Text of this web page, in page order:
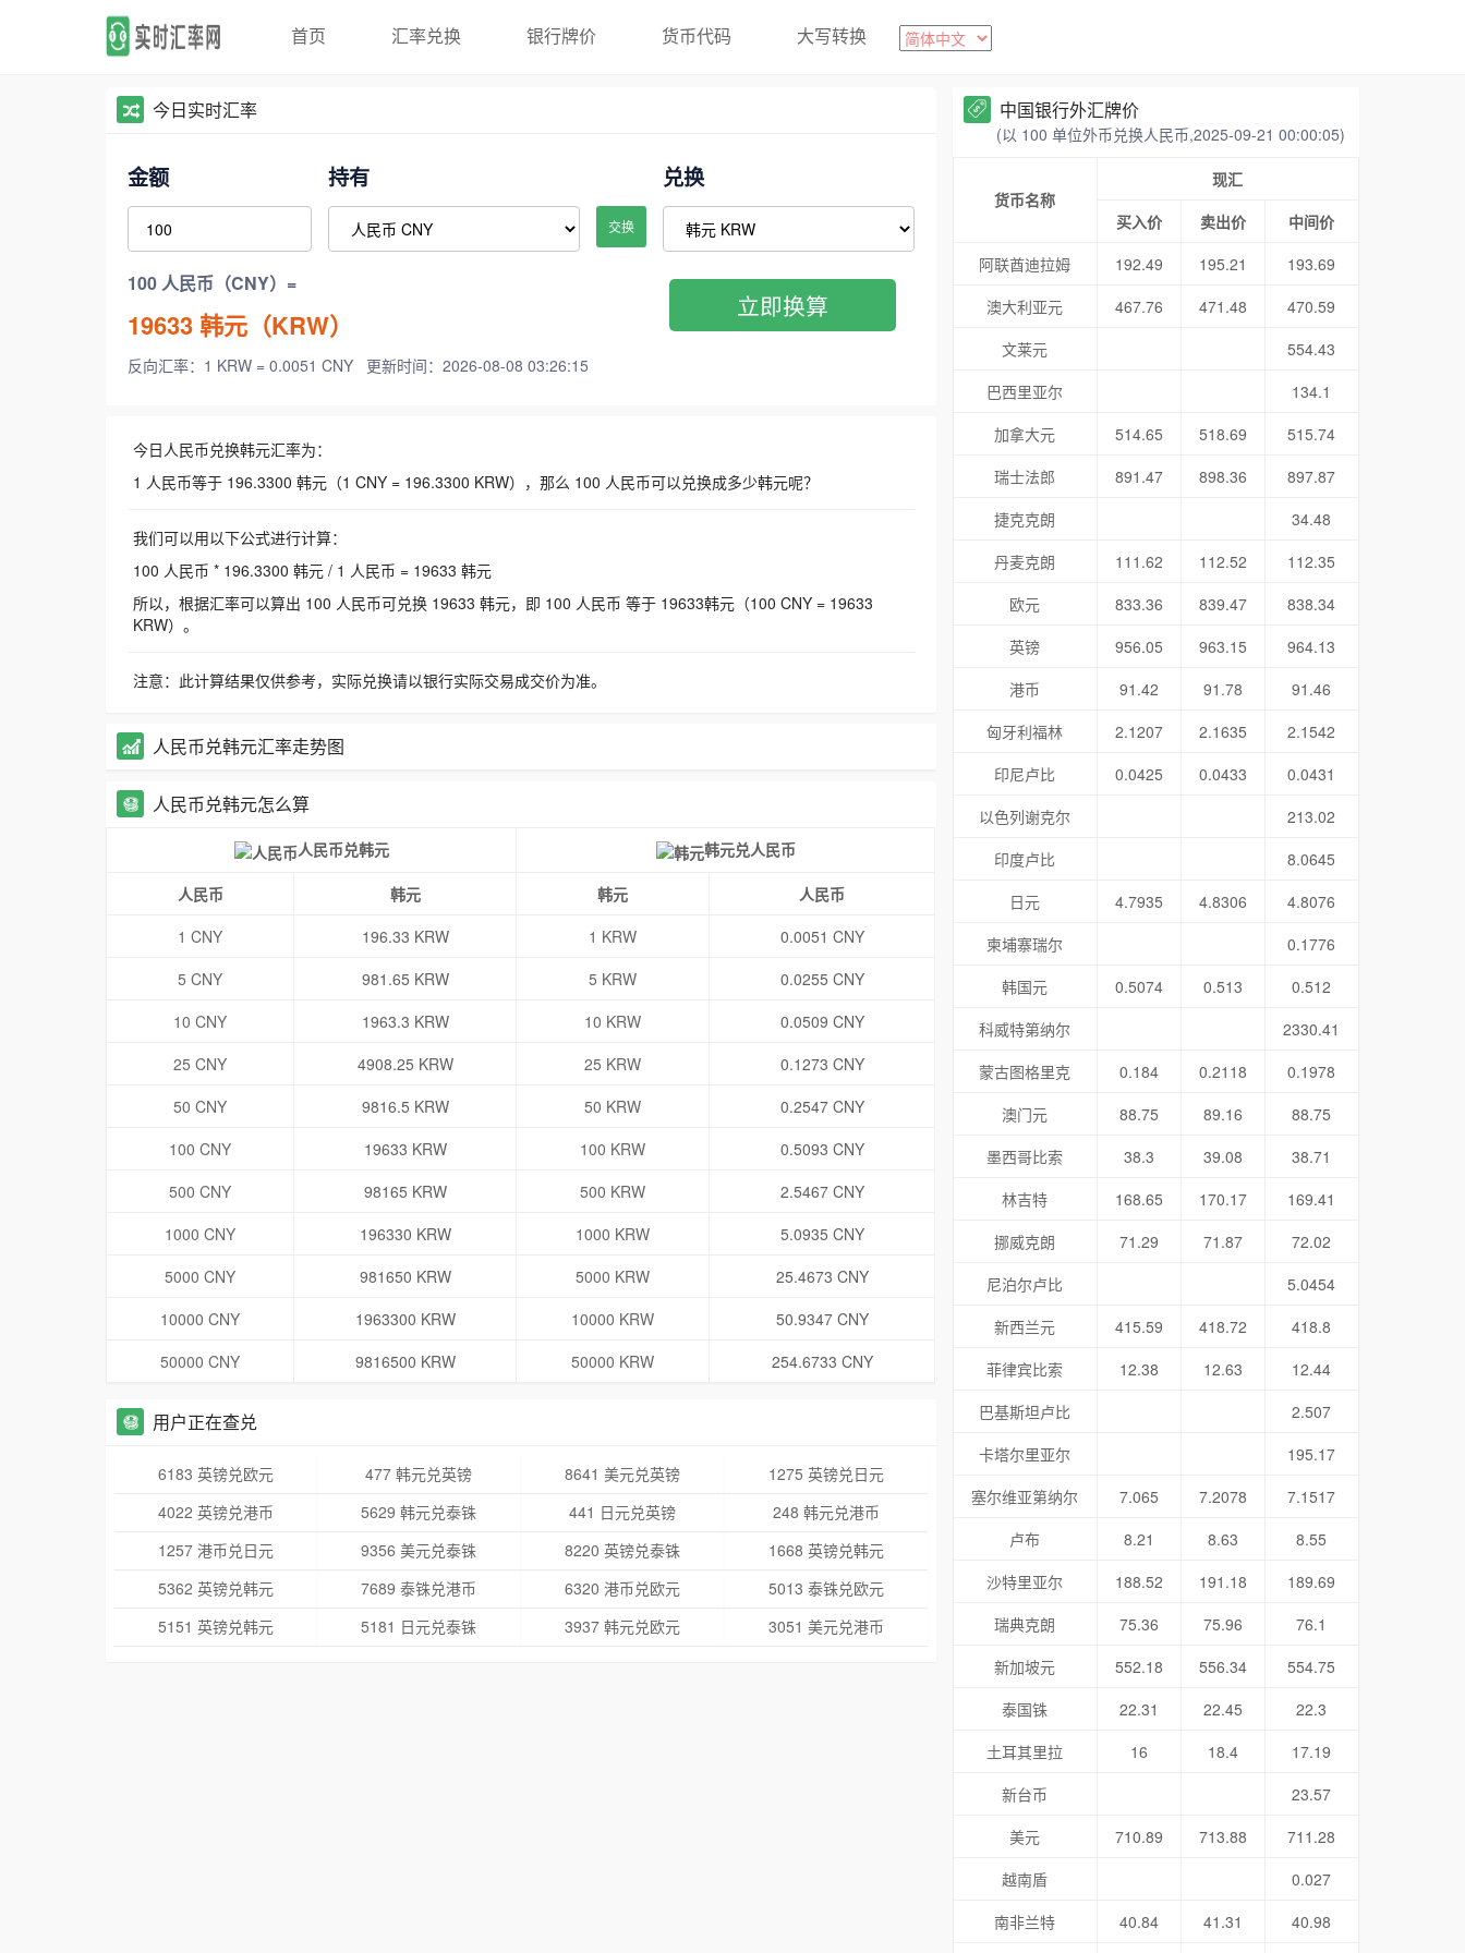
首页 汇率兑换 银行牌价 货币代码 大写转换
今日实时汇率
金额 持有
交换
兑换
100 人民币（CNY）=
19633韩元（KRW）
反向汇率：1 KRW = 0.0051 CNY 更新时间：2026-08-08 03:26:15
立即换算
今日人民币兑换韩元汇率为：
1 人民币等于 196.3300 韩元（1 CNY = 196.3300 KRW），那么 100 人民币可以兑换成多少韩元呢？
我们可以用以下公式进行计算：
100 人民币 * 196.3300 韩元 / 1 人民币 = 19633 韩元
所以，根据汇率可以算出 100 人民币可兑换 19633 韩元，即 100 人民币 等于 19633韩元（100 CNY = 19633
KRW）。
注意：此计算结果仅供参考，实际兑换请以银行实际交易成交价为准。
人民币兑韩元汇率走势图
人民币兑韩元怎么算
人民币兑韩元 韩元兑人民币
人民币 韩元 韩元
人民币
1 CNY
196.33 KRW 1 KRW
0.0051 CNY
5 CNY
981.65 KRW 5 KRW
0.0255 CNY
10 CNY
1963.3 KRW 10 KRW
0.0509 CNY
25 CNY
4908.25 KRW 25 KRW
0.1273 CNY
50 CNY
9816.5 KRW 50 KRW
0.2547 CNY
100 CNY
19633 KRW 100 KRW
0.5093 CNY
500 CNY
98165 KRW 500 KRW
2.5467 CNY
1000 CNY
196330 KRW 1000 KRW
5.0935 CNY
5000 CNY
981650 KRW 5000 KRW
25.4673 CNY
10000 CNY
1963300 KRW 10000 KRW
50.9347 CNY
50000 CNY
9816500 KRW 50000 KRW 254.6733 CNY
用户正在查兑
6183 英镑兑欧元 477 韩元兑英镑 8641 美元兑英镑
1275 英镑兑日元
4022 英镑兑港币
5629 韩元兑泰铢 441 日元兑英镑
248 韩元兑港币
1257 港币兑日元
9356 美元兑泰铢 8220 英镑兑泰铢
1668 英镑兑韩元
5362 英镑兑韩元
7689 泰铢兑港币 6320 港币兑欧元
5013 泰铢兑欧元
5151 英镑兑韩元
5181 日元兑泰铢 3937 韩元兑欧元 3051 美元兑港币
中国银行外汇牌价
(以 100 单位外币兑换人民币,2025-09-21 00:00:05)
货币名称
现汇
买入价
卖出价
中间价
阿联酋迪拉姆
192.49 195.21
193.69
澳大利亚元
467.76 471.48
470.59
文莱元
554.43
巴西里亚尔
134.1
加拿大元
514.65 518.69
515.74
瑞士法郎
891.47 898.36
897.87
捷克克朗
34.48
丹麦克朗
111.62 112.52
112.35
欧元
833.36 839.47
838.34
英镑
956.05 963.15
964.13
港币
91.42 91.78
91.46
匈牙利福林
2.1207 2.1635
2.1542
印尼卢比
0.0425 0.0433
0.0431
以色列谢克尔
213.02
印度卢比
8.0645
日元
4.7935 4.8306
4.8076
柬埔寨瑞尔
0.1776
韩国元
0.5074 0.513
0.512
科威特第纳尔
2330.41
蒙古图格里克
0.184 0.2118
0.1978
澳门元
88.75 89.16
88.75
墨西哥比索
38.3 39.08
38.71
林吉特
168.65 170.17
169.41
挪威克朗
71.29 71.87
72.02
尼泊尔卢比
5.0454
新西兰元
415.59 418.72
418.8
菲律宾比索
12.38 12.63
12.44
巴基斯坦卢比
2.507
卡塔尔里亚尔
195.17
塞尔维亚第纳尔
7.065 7.2078
7.1517
卢布
8.21 8.63
8.55
沙特里亚尔
188.52 191.18
189.69
瑞典克朗
75.36 75.96
76.1
新加坡元
552.18 556.34
554.75
泰国铢
22.31 22.45
22.3
土耳其里拉
16 18.4
17.19
新台币
23.57
美元
710.89 713.88
711.28
越南盾
0.027
南非兰特
40.84 41.31 40.98